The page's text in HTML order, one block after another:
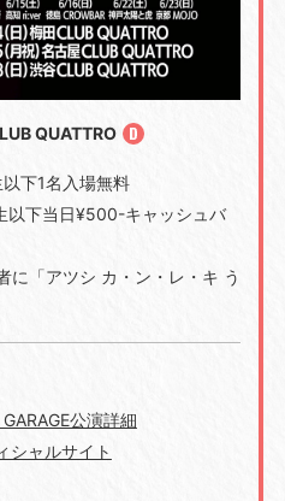
QUATTRO
下1名入場無料
以下当日¥500-キャッシュバ
「アツシ カ・ン・レ・キ う
公演詳細
シャルサイト